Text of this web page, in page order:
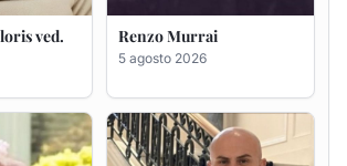
Ved.
Giuseppe Saba
5 agosto 2026